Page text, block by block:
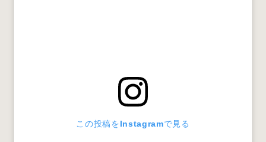
この投稿をInstagramで見る